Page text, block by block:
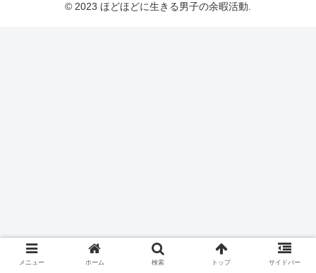
© 2023 ほどほどに生きる男子の余暇活動.
メニュー ホーム 検索 トップ サイドバー